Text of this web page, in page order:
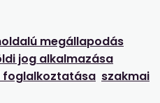
megállapodás
jog alkalmazása
foglalkoztatása szakmai